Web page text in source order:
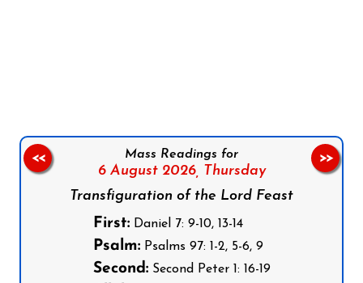
Mass Readings for
6 August 2026,
Thursday
Transfiguration of the Lord Feast
First:Daniel 7: 9-10, 13-14
Psalm:Psalms 97: 1-2, 5-6, 9
Second:Second Peter 1: 16-19
<< >>